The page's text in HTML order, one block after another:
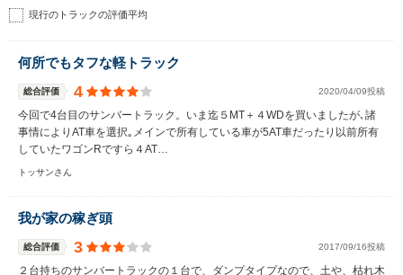
現行のトラックの評価平均
何所でもタフな軽トラック
総合評価 4 2020/04/09投稿
今回で4台目のサンバートラック。いま迄５MT＋４WDを買いましたが､諸
事情によりAT車を選択｡メインで所有している車が5AT車だったり以前所有
していたワゴンRですら４AT…
トッサンさん
我が家の稼ぎ頭
総合評価 3 2017/09/16投稿
２台持ちのサンバートラックの１台で、ダンプタイプなので、土や、枯れ木